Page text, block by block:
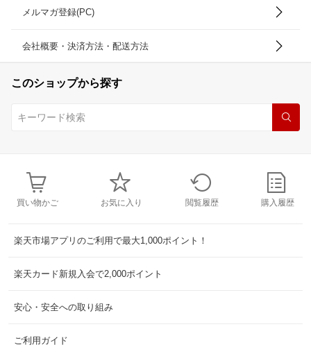
メルマガ登録(PC)
会社概要・決済方法・配送方法
このショップから探す
買い物かご お気に入り 閲覧履歴 購入履歴
楽天市場アプリのご利用で最大1,000ポイント！
楽天カード新規入会で2,000ポイント
安心・安全への取り組み
ご利用ガイド